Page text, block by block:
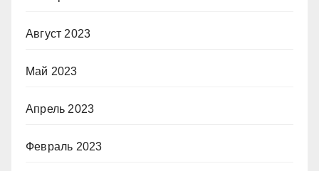
Август 2023
Май 2023
Апрель 2023
Февраль 2023